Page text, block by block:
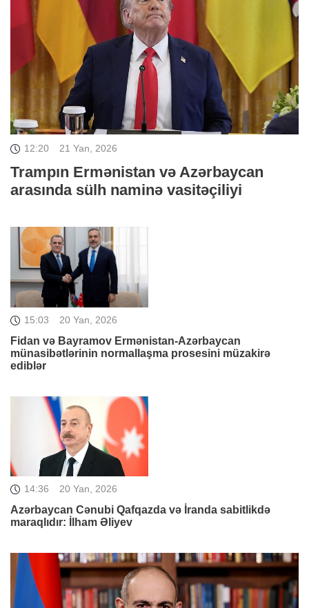
12:20 21 Yan, 2026
Trampın Ermənistan və Azərbaycan
arasında sülh naminə vasitəçiliyi
15:03 20 Yan, 2026
Fidan və Bayramov Ermənistan-Azərbaycan
münasibətlərinin normallaşma prosesini müzakirə
ediblər
14:36 20 Yan, 2026
Azərbaycan Cənubi Qafqazda və İranda sabitlikdə
maraqlıdır: İlham Əliyev